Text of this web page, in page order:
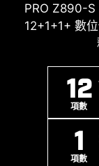
MSI AI Boost
根據自身需
PRO Z890-S
12+1+1+ 數
12
項數
1
項數
最新的 DDR5
! PRO Z890-
藝和 MSI
XMP
SUPPORT
瞬態電壓抑
裝置。微星
高時，TVS